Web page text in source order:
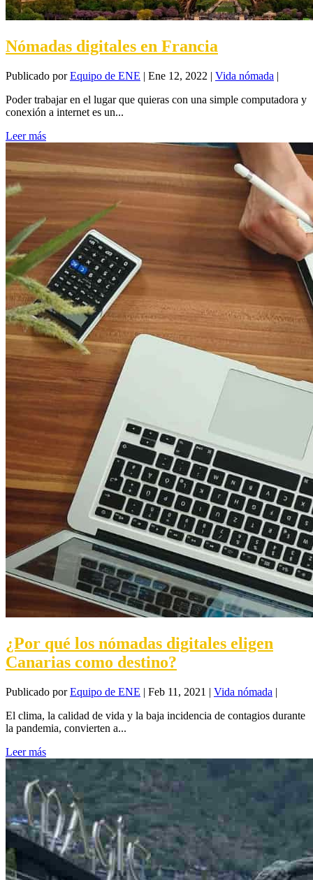
Nómadas digitales en Francia
Publicado porEquipo de ENE | Ene 12, 2022 | Vida nómada |
Poder trabajar en el lugar que quieras con una simple computadora y
conexión a internet es un...
Leer más
¿Por qué los nómadas digitales eligen
Canarias como destino?
Publicado porEquipo de ENE | Feb 11, 2021 | Vida nómada |
El clima, la calidad de vida y la baja incidencia de contagios durante
la pandemia, convierten a...
Leer más